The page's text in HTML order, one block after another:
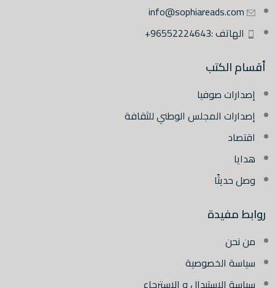
info@sophiareads.com
الهاتف :96552224643+
أقسام الكتب
إصدارات صوفيا
إصدارات المجلس الوطني للثقافة
اقتصاد
هدايا
وصل حديثًا
روابط مفيدة
من نحن
سياسة الخصوصية
سياسة الاستبدال و الاسترجاع